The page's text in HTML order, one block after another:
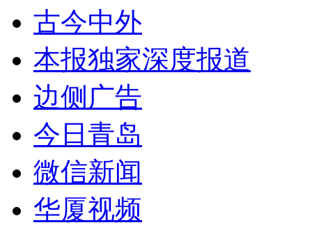
古今中外
本报独家深度报道
边侧广告
今日青岛
微信新闻
华厦视频